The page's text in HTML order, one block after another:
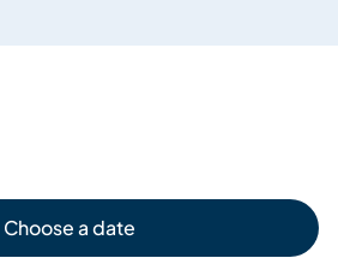
Choose a date